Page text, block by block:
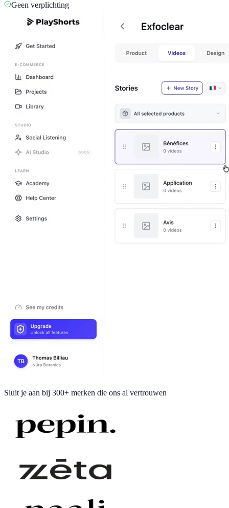
Geen verplichting
Sluit je aan bij 300+ merken die ons al vertrouwen